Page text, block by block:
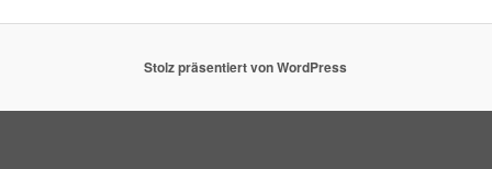
Stolz präsentiert von WordPress